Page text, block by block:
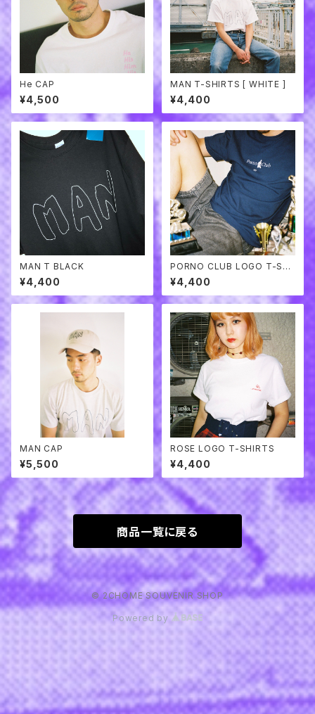
He CAP
¥4,500
MAN T-SHIRTS [ WHITE ]
¥4,400
MAN T BLACK
¥4,400
PORNO CLUB LOGO T-SHI
RTS
¥4,400
MAN CAP
¥5,500
ROSE LOGO T-SHIRTS
¥4,400
商品一覧に戻る
© 2CHOME SOUVENIR SHOP
Powered by